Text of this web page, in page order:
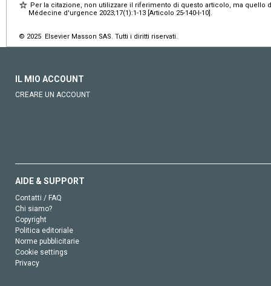
Per la citazione, non utilizzare il riferimento di questo articolo, ma quello
Médecine d'urgence 2023;17(1):1-13 [Articolo 25-140-I-10].
© 2025 Elsevier Masson SAS. Tutti i diritti riservati.
IL MIO ACCOUNT
CREARE UN ACCOUNT
AIDE & SUPPORT
Contatti / FAQ
Chi siamo?
Copyright
Politica editoriale
Norme pubblicitarie
Cookie settings
Privacy